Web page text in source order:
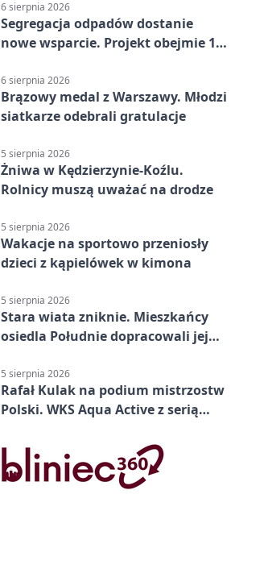
6 sierpnia 2026
Segregacja odpadów dostanie
nowe wsparcie. Projekt obejmie 15
6 sierpnia 2026
Brązowy medal z Warszawy. Młodzi
siatkarze odebrali gratulacje
5 sierpnia 2026
Żniwa w Kędzierzynie-Koźlu.
Rolnicy muszą uważać na drodze
5 sierpnia 2026
Wakacje na sportowo przeniosły
dzieci z kąpielówek w kimona
5 sierpnia 2026
Stara wiata zniknie. Mieszkańcy
osiedla Południe dopracowali jej
5 sierpnia 2026
Rafał Kulak na podium mistrzostw
Polski. WKS Aqua Active z serią